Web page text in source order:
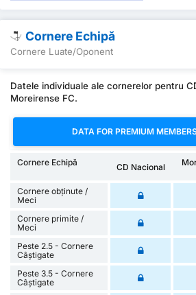
Cornere Echipă
Cornere Luate/Oponent
Datele individuale ale cornerelor pentru
Moreirense FC.
DATA FOR PREMIUM
Cornere Echipă CD Nacional
Cornere obținute /
Meci
Cornere primite /
Meci
Peste 2.5 - Cornere
Câștigate
Peste 3.5 - Cornere
Câștigate